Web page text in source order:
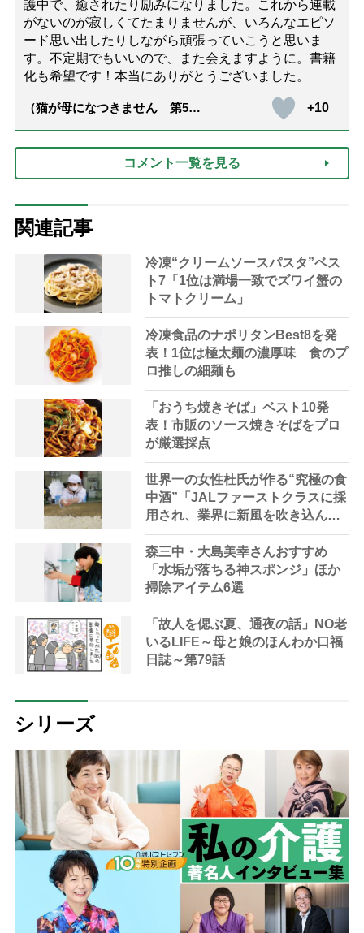
護中で、癒されたり励みになりました。これから連載
がないのが寂しくてたまりませんが、いろんなエピソ
ード思い出したりしながら頑張っていこうと思いま
す。不定期でもいいので、また会えますように。書籍
化も希望です！本当にありがとうございました。
（猫が母になつきません 第500
+10
コメント一覧を見る
関連記事
冷凍“クリームソースパスタ”ベス
ト7「1位は満場一致でズワイ蟹の
トマトクリーム」
冷凍食品のナポリタンBest8を発
表！1位は極太麺の濃厚味 食のプ
ロ推しの細麺も
「おうち焼きそば」ベスト10発
表！市販のソース焼きそばをプロ
が厳選採点
世界一の女性杜氏が作る“究極の食
中酒”「JALファーストクラスに採
用され、業界に新風を吹き込ん
だ」
森三中・大島美幸さんおすすめ
「水垢が落ちる神スポンジ」ほか
掃除アイテム6選
「故人を偲ぶ夏、通夜の話」NO老
いるLIFE～母と娘のほんわか口福
日誌～第79話
シリーズ